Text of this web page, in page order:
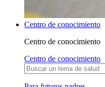
Centro de conocimiento
Centro de conocimiento
Centro de conocimiento